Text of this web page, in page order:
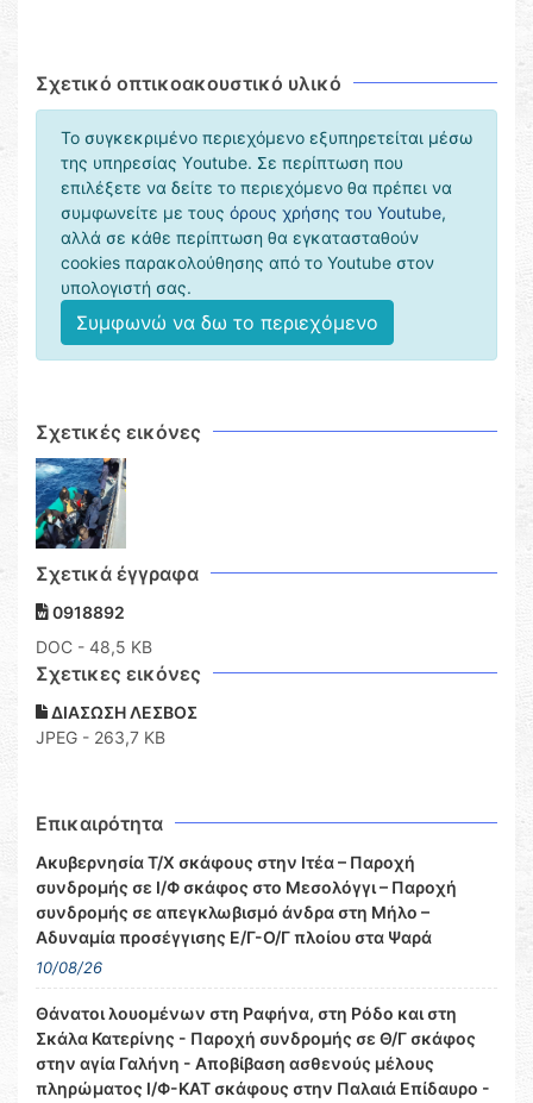
Σχετικό οπτικοακουστικό υλικό
Το συγκεκριμένο περιεχόμενο εξυπηρετείται μέσω
της υπηρεσίας Υoutube. Σε περίπτωση που
επιλέξετε να δείτε το περιεχόμενο θα πρέπει να
συμφωνείτε με τους όρους χρήσης του Youtube,
αλλά σε κάθε περίπτωση θα εγκατασταθούν
cookies παρακολούθησης από το Youtube στον
υπολογιστή σας.
Συμφωνώ να δω το περιεχόμενο
Σχετικές εικόνες
Σχετικά έγγραφα
0918892
DOC - 48,5 KB
Σχετικες εικόνες
ΔΙΑΣΩΣΗ ΛΕΣΒΟΣ
JPEG - 263,7 KB
Επικαιρότητα
Ακυβερνησία Τ/Χ σκάφους στην Ιτέα – Παροχή
συνδρομής σε Ι/Φ σκάφος στο Μεσολόγγι – Παροχή
συνδρομής σε απεγκλωβισμό άνδρα στη Μήλο –
Αδυναμία προσέγγισης Ε/Γ-Ο/Γ πλοίου στα Ψαρά
10/08/26
Θάνατοι λουομένων στη Ραφήνα, στη Ρόδο και στη
Σκάλα Κατερίνης - Παροχή συνδρομής σε Θ/Γ σκάφος
στην αγία Γαλήνη - Αποβίβαση ασθενούς μέλους
πληρώματος Ι/Φ-ΚΑΤ σκάφους στην Παλαιά Επίδαυρο -